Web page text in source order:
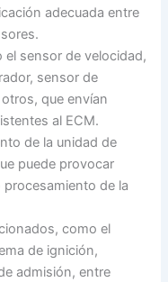
adecuada entre
el sensor de velocidad,
sensor de
que envían
al ECM.
de la unidad de
puede provocar
de la
como el
de ignición,
admisión, entre